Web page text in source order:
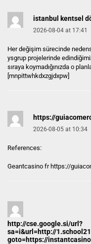
istanbul kentsel
2026-08-04 at 17:41
Her değişim sürecinde
ysgrup projelerinde
sıraya koymadığınızda o
[mnpittwhkdxzgjdxpw]
https://
2026-08-05 at 10:34
References:
Geantcasino frhttps://
http://cse.google.si/url?
sa=i&url=http://
goto=https://